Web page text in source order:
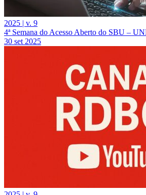
2025 | v. 9
4ª Semana do Acesso Aberto do SBU –
30 set 2025